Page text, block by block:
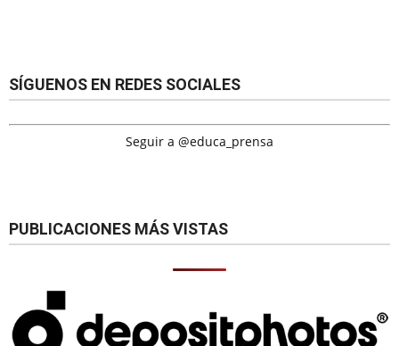
SÍGUENOS EN REDES SOCIALES
Seguir a @educa_prensa
PUBLICACIONES MÁS VISTAS